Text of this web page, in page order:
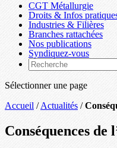
CGT Métallurgie
Droits & Infos
Industries & Filières
Branches rattachées
Nos publications
Syndiquez-vous
Sélectionner une page
Accueil /Actualités /
Conséquences